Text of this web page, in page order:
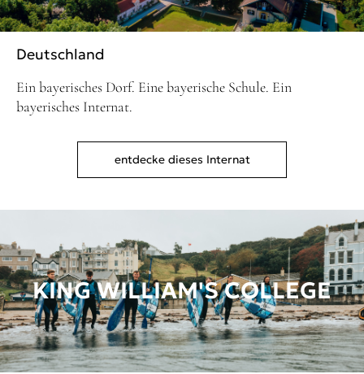
Deutschland
Ein bayerisches Dorf. Eine bayerische Schule. Ein
bayerisches Internat.
entdecke dieses Internat
KING WILLIAM'S COLLEGE